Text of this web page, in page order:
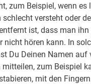
zum Beispiel, wenn es
schlecht versteht oder
ist, dass man ihn
nicht hören kann. In
Du Deinen Namen auf
mitteilen, zum Beispiel
mit den